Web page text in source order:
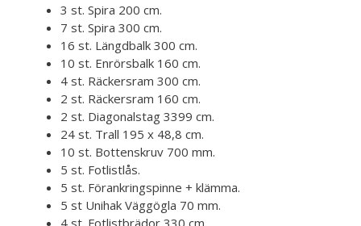
3 st. Spira 200 cm.
7 st. Spira 300 cm.
16 st. Längdbalk 300 cm.
10 st. Enrörsbalk 160 cm.
4 st. Räckersram 300 cm.
2 st. Räckersram 160 cm.
2 st. Diagonalstag 3399 cm.
24 st. Trall 195 x 48,8 cm.
10 st. Bottenskruv 700 mm.
5 st. Fotlistlås.
5 st. Förankringspinne + klämma.
5 st Unihak Väggögla 70 mm.
4 st. Fotlistbrädor 330 cm.